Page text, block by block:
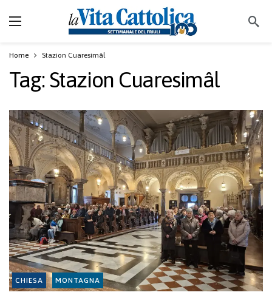
Home Stazion Cuaresimâl
Tag:Stazion Cuaresimâl
CHIESA MONTAGNA